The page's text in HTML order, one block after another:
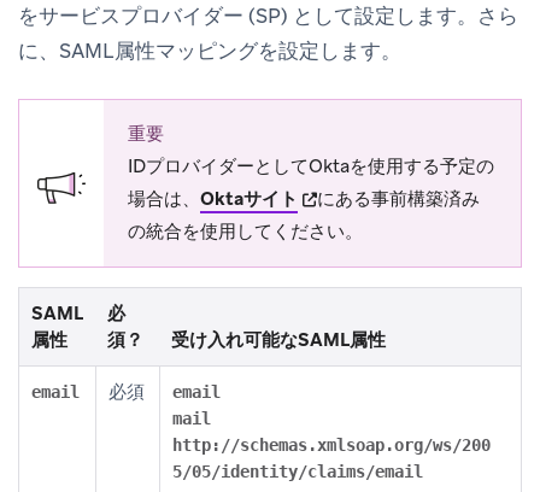
をサービスプロバイダー (SP) として設定します。さら
に、SAML属性マッピングを設定します。
重要
IDプロバイダーとしてOktaを使用する予定の
場合は、 Oktaサイト (opens in new tab)
にある事前構築済み
の統合を使用してください。
SAML
属性
必
須？
受け入れ可能なSAML属性
email 必須
email
mail
http://schemas.xmlsoap.org/ws/200
5/05/identity/claims/email